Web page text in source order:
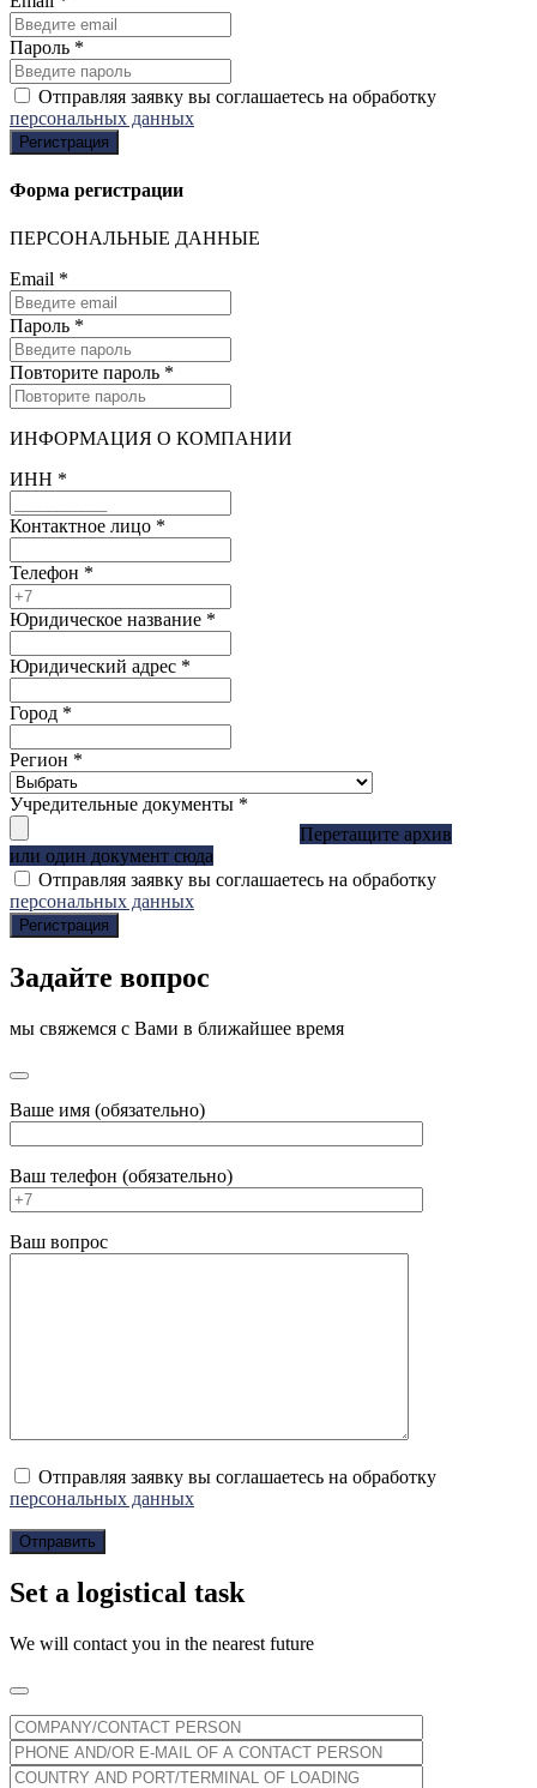
Пароль *
Отправляя заявку вы соглашаетесь на обработку
персональных данных
Регистрация
Форма регистрации
ПЕРСОНАЛЬНЫЕ ДАННЫЕ
Email *
Пароль *
Повторите пароль *
ИНФОРМАЦИЯ О КОМПАНИИ
ИНН *
Контактное лицо *
Телефон *
Юридическое название *
Юридический адрес *
Город *
Регион *
Учредительные документы *
Перетащите архив
или один документ сюда
Отправляя заявку вы соглашаетесь на обработку
персональных данных
Регистрация
Задайте вопрос
мы свяжемся с Вами в ближайшее время
Ваше имя (обязательно)
Ваш телефон (обязательно)
Ваш вопрос
Отправляя заявку вы соглашаетесь на обработку
персональных данных
Set a logistical task
We will contact you in the nearest future